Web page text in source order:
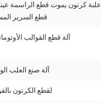
علبة كرتون يموت قطع الراسمة
قطع السرير
آلة قطع القوالب
آلة صنع العلب
لقطع الكرتون